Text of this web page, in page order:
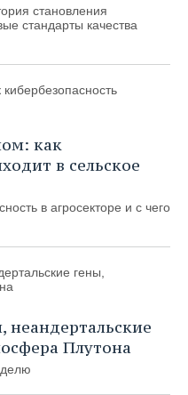
становления
стандарты качества
как
в сельское
в агросекторе и с чего
Плутона